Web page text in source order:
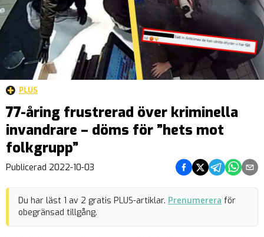
PLUS
77-åring frustrerad över kriminella
invandrare – döms för ”hets mot
folkgrupp”
Publicerad 2022-10-03 Dela på Facebook
Dela på Twitter
Dela påDela på
Dela
Du har läst 1 av 2 gratis PLUS-artiklar. Prenumerera för
obegränsad tillgång.